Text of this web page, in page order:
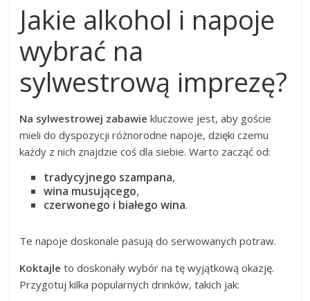
Jakie alkohol i napoje
wybrać na
sylwestrową imprezę?
Na sylwestrowej zabawie kluczowe jest, aby goście
mieli do dyspozycji różnorodne napoje, dzięki czemu
każdy z nich znajdzie coś dla siebie. Warto zacząć od:
tradycyjnego szampana,
wina musującego,
czerwonego i białego wina.
Te napoje doskonale pasują do serwowanych potraw.
Koktajle to doskonały wybór na tę wyjątkową okazję.
Przygotuj kilka popularnych drinków, takich jak: